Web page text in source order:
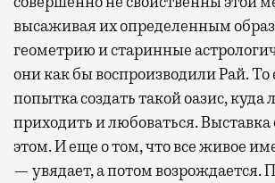
высаживая их определенным
геометрию и старинные
они как бы воспроизводили Рай. То
попытка создать такой оазис,
приходить и любоваться. Выставка
этом. И еще о том, что все живое
— увядает, а потом возрождается.